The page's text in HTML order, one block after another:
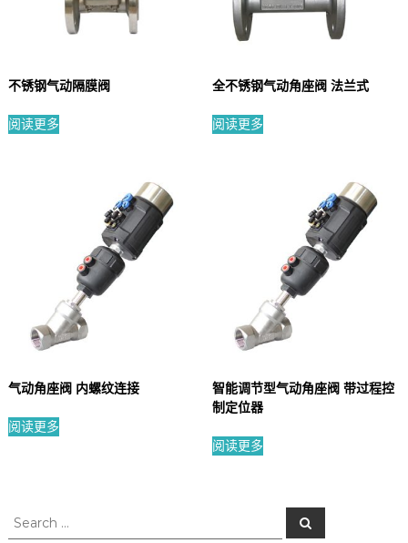
不锈钢气动隔膜阀
阅读更多
全不锈钢气动角座阀 法兰式
阅读更多
气动角座阀 内螺纹连接
阅读更多
智能调节型气动角座阀 带过程控
制定位器
阅读更多
S
S
e